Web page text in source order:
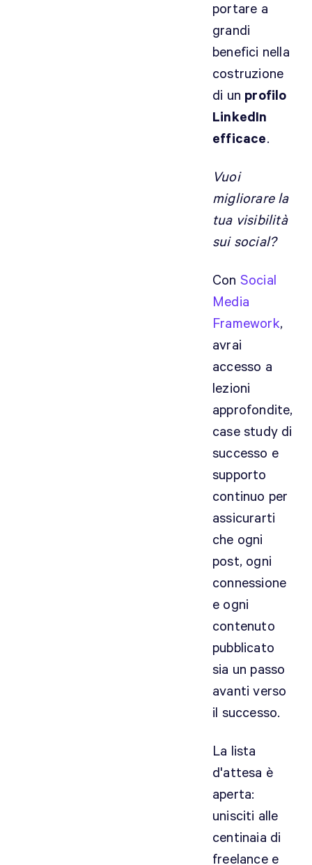
portare a
grandi
benefici nella
costruzione
di un profilo
LinkedIn
efficace.
Vuoi
migliorare la
tua visibilità
sui social?
Con Social
Media
Framework,
avrai
accesso a
lezioni
approfondite,
case study di
successo e
supporto
continuo per
assicurarti
che ogni
post, ogni
connessione
e ogni
contenuto
pubblicato
sia un passo
avanti verso
il successo.
La lista
d'attesa è
aperta:
unisciti alle
centinaia di
freelance e